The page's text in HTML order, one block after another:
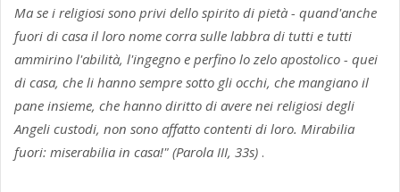
Ma se i religiosi sono privi dello spirito di pietà - quand'anche
fuori di casa il loro nome corra sulle labbra di tutti e tutti
ammirino l'abilità, l'ingegno e perfino lo zelo apostolico - quei
di casa, che li hanno sempre sotto gli occhi, che mangiano il
pane insieme, che hanno diritto di avere nei religiosi degli
Angeli custodi, non sono affatto contenti di loro. Mirabilia
fuori: miserabilia in casa!" (Parola III, 33s) .